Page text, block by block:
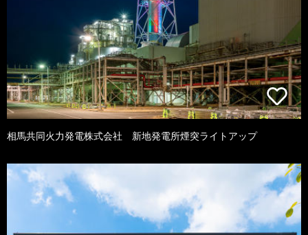
相馬共同火力発電株式会社 新地発電所煙突ライトアップ